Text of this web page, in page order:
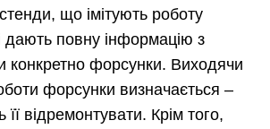
стенди, що імітують роботу
дають повну інформацію з
конкретно форсунки. Виходячи
форсунки визначається –
її відремонтувати. Крім того,